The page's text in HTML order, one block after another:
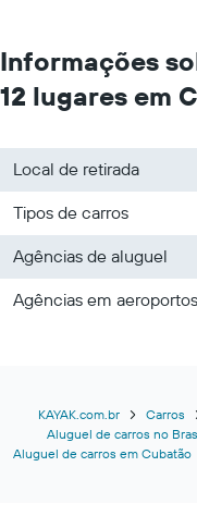
Informações
12 lugares em
Local de retirada
Tipos de carros
Agências de aluguel
Agências em aeroportos
KAYAK.com.br Carros
Aluguel de carros no
Aluguel de carros em Cubatão